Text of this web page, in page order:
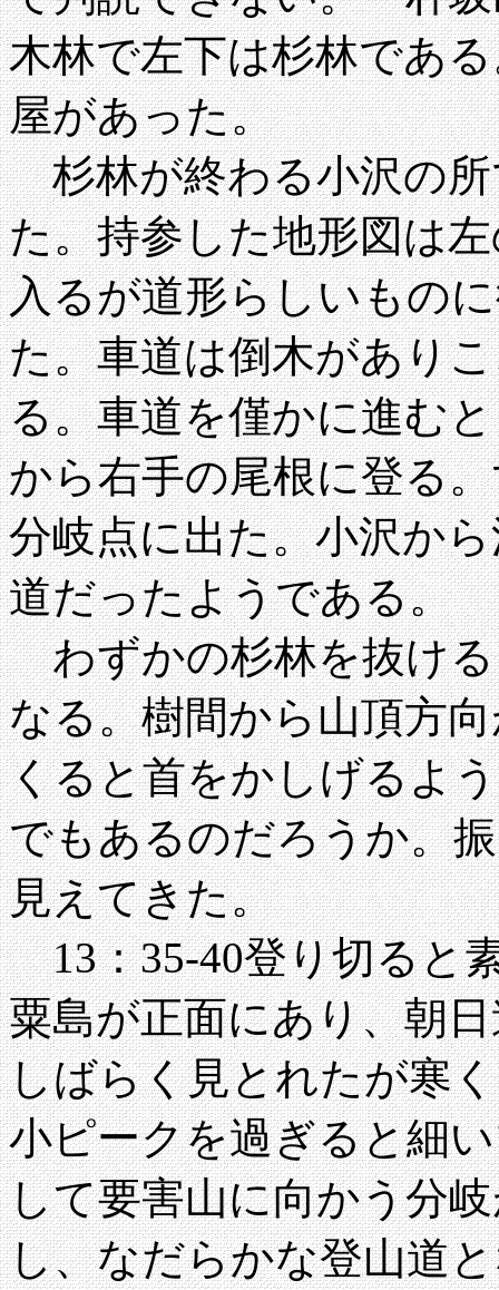
木林で左下は杉林であ
屋があった。
杉林が終わる小沢の所
た。持参した地形図は
入るが道形らしいもの
た。車道は倒木があり
る。車道を僅かに進む
から右手の尾根に登る
分岐点に出た。小沢か
道だったようである。
わずかの杉林を抜ける
なる。樹間から山頂方
くると首をかしげるよ
でもあるのだろうか。
見えてきた。
13：35-40登り切ると
粟島が正面にあり、朝
しばらく見とれたが寒
小ピークを過ぎると細
して要害山に向かう分
し、なだらかな登山道